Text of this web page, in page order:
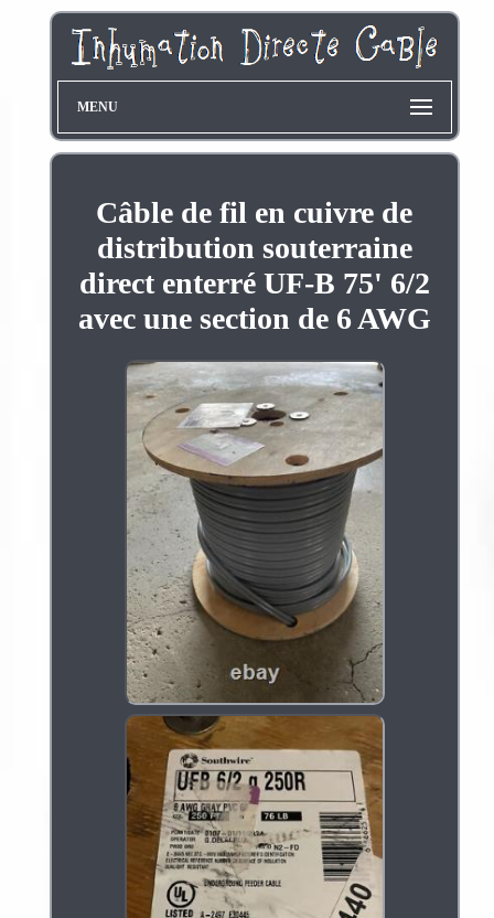
MENU
Câble de fil en cuivre de
distribution souterraine
direct enterré UF-B 75' 6/2
avec une section de 6 AWG